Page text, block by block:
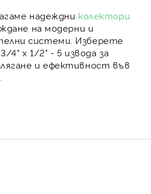
надеждни колектори
на модерни и
системи . Изберете
4" х 1/2" - 5 извода за
и ефективност във